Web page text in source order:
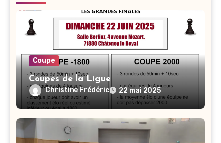
Coupe
Coupes de la Ligue
Christine Frédéric 22 mai 2025